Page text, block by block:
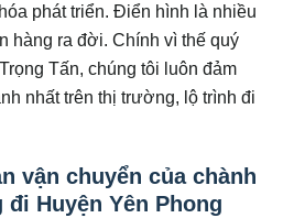
phát triển. Điển hình là nhiều
hàng ra đời. Chính vì thế quý
Tấn, chúng tôi luôn đảm
nhất trên thị trường, lộ trình đi
vận chuyển của chành
Huyện Yên Phong